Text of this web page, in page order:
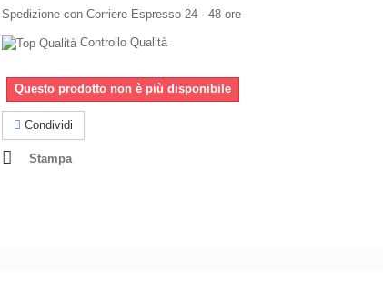
Spedizione con Corriere Espresso 24 - 48 ore
Controllo Qualità
Questo prodotto non è più disponibile
Condividi
Stampa